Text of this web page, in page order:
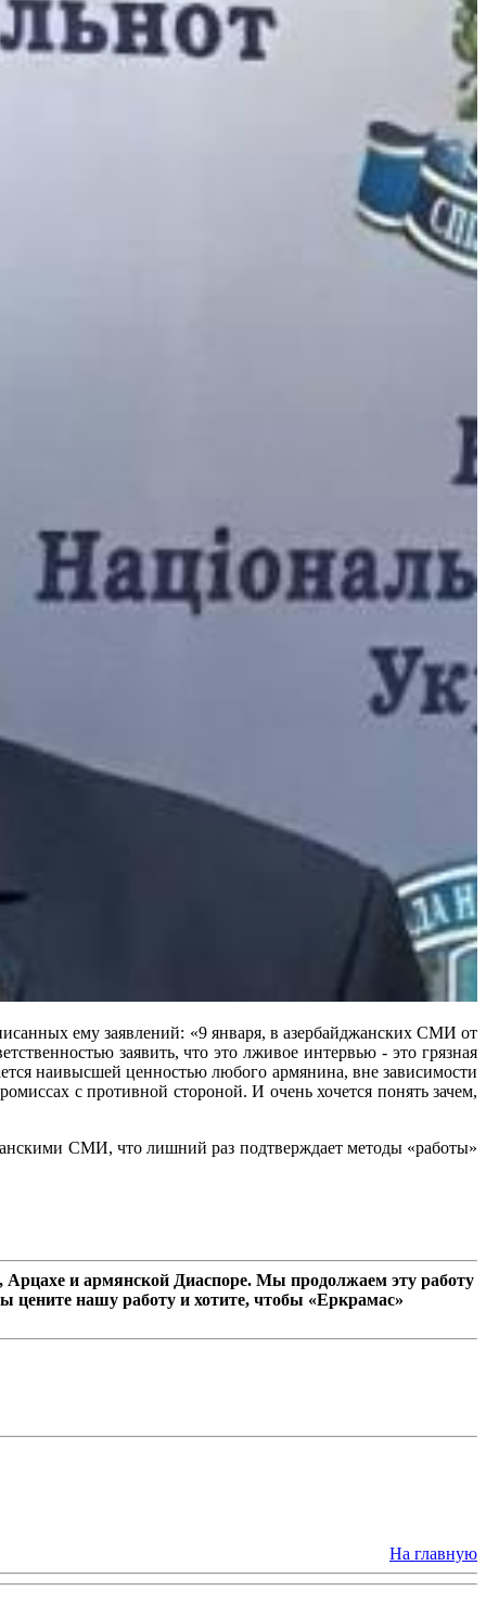
ему заявлений: «9 января, в азербайджанских СМИ от
заявить, что это лживое интервью - это грязная
наивысшей ценностью любого армянина, вне зависимости
с противной стороной. И очень хочется понять зачем,
СМИ, что лишний раз подтверждает методы «работы»
и армянской Диаспоре. Мы продолжаем эту работу
цените нашу работу и хотите, чтобы «Еркрамас»
На главную